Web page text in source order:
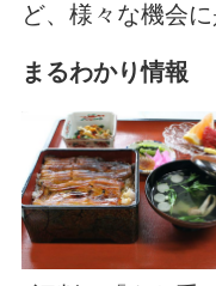
ど、様々な機会
まるわかり情報